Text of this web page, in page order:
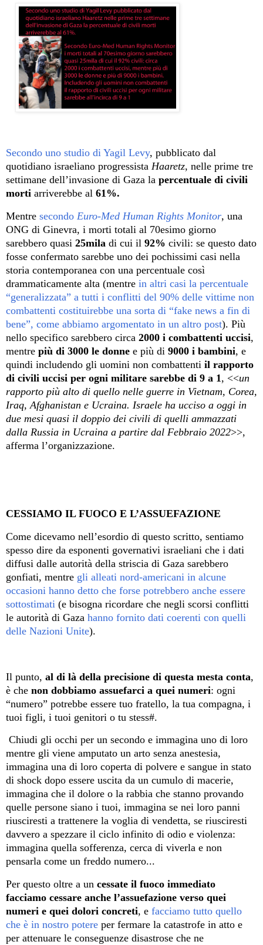
Secondo uno studio di Yagil Levy, pubblicato dal
quotidiano israeliano progressista Haaretz, nelle prime tre
settimane dell’invasione di Gaza la percentuale di civili
morti arriverebbe al 61%.
Mentre secondo Euro-Med Human Rights Monitor, una
ONG di Ginevra, i morti totali al 70esimo giorno
sarebbero quasi 25mila di cui il 92% civili: se questo dato
fosse confermato sarebbe uno dei pochissimi casi nella
storia contemporanea con una percentuale così
drammaticamente alta (mentre in altri casi la percentuale
“generalizzata” a tutti i conflitti del 90% delle vittime non
combattenti costituirebbe una sorta di “fake news a fin di
bene”, come abbiamo argomentato in un altro post). Più
nello specifico sarebbero circa 2000 i combattenti uccisi,
mentre più di 3000 le donne e più di 9000 i bambini, e
quindi includendo gli uomini non combattenti il rapporto
di civili uccisi per ogni militare sarebbe di 9 a 1 , <<un
rapporto più alto di quello nelle guerre in Vietnam, Corea,
Iraq, Afghanistan e Ucraina. Israele ha ucciso a oggi in
due mesi quasi il doppio dei civili di quelli ammazzati
dalla Russia in Ucraina a partire dal Febbraio 2022>>,
afferma l’organizzazione.
CESSIAMO IL FUOCO E L’ASSUEFAZIONE
Come dicevamo nell’esordio di questo scritto, sentiamo
spesso dire da esponenti governativi israeliani che i dati
diffusi dalle autorità della striscia di Gaza sarebbero
gonfiati, mentre gli alleati nord-americani in alcune
occasioni hanno detto che forse potrebbero anche essere
sottostimati (e bisogna ricordare che negli scorsi conflitti
le autorità di Gaza hanno fornito dati coerenti con quelli
delle Nazioni Unite).
Il punto, al di là della precisione di questa mesta conta,
è che non dobbiamo assuefarci a quei numeri: ogni
“numero” potrebbe essere tuo fratello, la tua compagna, i
tuoi figli, i tuoi genitori o tu stess#.
Chiudi gli occhi per un secondo e immagina uno di loro
mentre gli viene amputato un arto senza anestesia,
immagina una di loro coperta di polvere e sangue in stato
di shock dopo essere uscita da un cumulo di macerie,
immagina che il dolore o la rabbia che stanno provando
quelle persone siano i tuoi, immagina se nei loro panni
riusciresti a trattenere la voglia di vendetta, se riusciresti
davvero a spezzare il ciclo infinito di odio e violenza:
immagina quella sofferenza, cerca di viverla e non
pensarla come un freddo numero...
Per questo oltre a un cessate il fuoco immediato
facciamo cessare anche l’assuefazione verso quei
numeri e quei dolori concreti, e facciamo tutto quello
che è in nostro potere per fermare la catastrofe in atto e
per attenuare le conseguenze disastrose che ne